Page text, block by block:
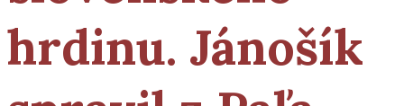
hrdinu. Jánošík